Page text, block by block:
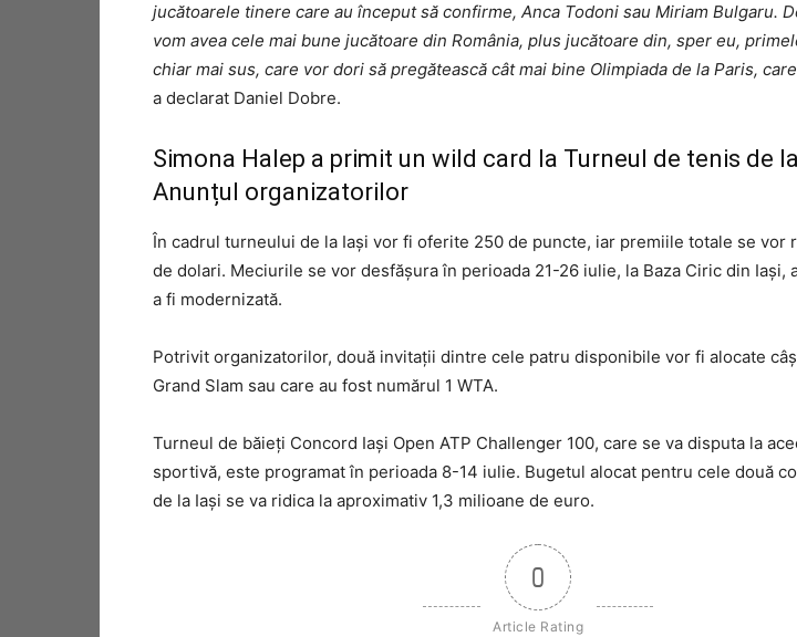
jucătoarele tinere care au început să confirme, Anca Todoni sau Miriam Bulgaru.
vom avea cele mai bune jucătoare din România, plus jucătoare din, sper eu,
chiar mai sus, care vor dori să pregătească cât mai bine Olimpiada de la Paris,
a declarat Daniel Dobre.
Simona Halep a primit un wild card la Turneul de tenis de
Anunțul organizatorilor
În cadrul turneului de la Iaşi vor fi oferite 250 de puncte, iar premiile totale se vor
de dolari. Meciurile se vor desfăşura în perioada 21-26 iulie, la Baza Ciric din Iaşi,
a fi modernizată.
Potrivit organizatorilor, două invitaţii dintre cele patru disponibile vor fi alocate
Grand Slam sau care au fost numărul 1 WTA.
Turneul de băieţi Concord Iaşi Open ATP Challenger 100, care se va disputa la
sportivă, este programat în perioada 8-14 iulie. Bugetul alocat pentru cele două
de la Iaşi se va ridica la aproximativ 1,3 milioane de euro.
0
Article Rating